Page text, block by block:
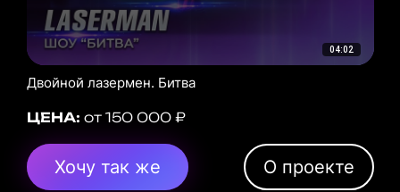
04:02
Двойной лазермен. Битва
ЦЕНА: от 150 000 ₽
Хочу так же О проекте